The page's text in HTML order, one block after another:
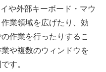
や外部キーボード・マウ
業領域を広げたり、効
作業を行ったりするこ
や複数のウィンドウを
す。